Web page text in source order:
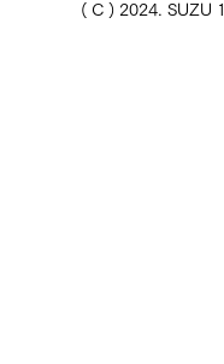
( C ) 2024. SUZU